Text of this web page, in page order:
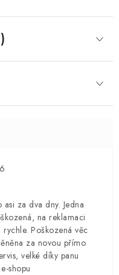
za dva dny. Jedna
na reklamaci
Poškozená věc
za novou přímo
velké díky panu
shopu